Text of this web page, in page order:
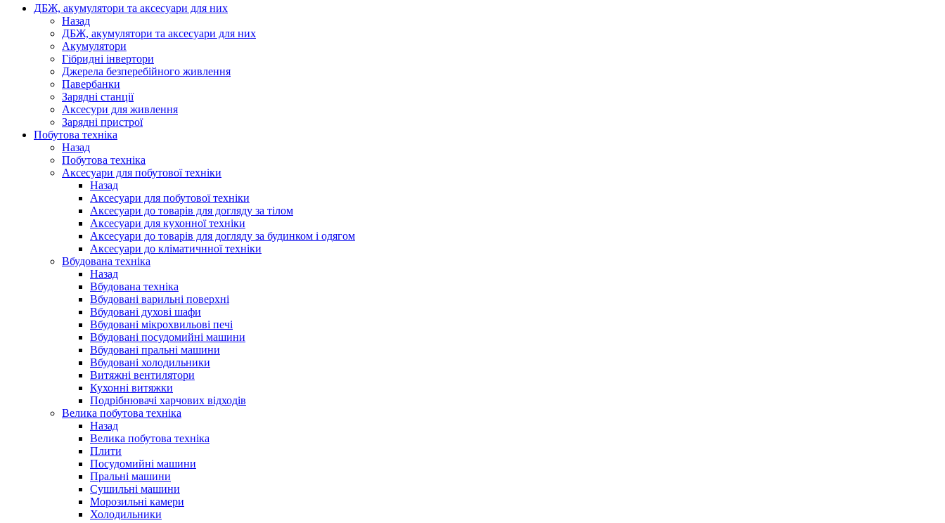
ДБЖ, акумулятори та аксесуари для них
Назад
ДБЖ, акумулятори та аксесуари для них
Акумулятори
Гібридні інвертори
Джерела безперебійного живлення
Павербанки
Зарядні станції
Аксесури для живлення
Зарядні пристрої
Побутова техніка
Назад
Побутова техніка
Аксесуари для побутової техніки
Назад
Аксесуари для побутової техніки
Аксесуари до товарів для догляду за тілом
Аксесуари для кухонної техніки
Аксесуари до товарів для догляду за будинком і одягом
Аксесуари до кліматичнної техніки
Вбудована техніка
Назад
Вбудована техніка
Вбудовані варильні поверхні
Вбудовані духові шафи
Вбудовані мікрохвильові печі
Вбудовані посудомийні машини
Вбудовані пральні машини
Вбудовані холодильники
Витяжні вентилятори
Кухонні витяжки
Подрібнювачі харчових відходів
Велика побутова техніка
Назад
Велика побутова техніка
Плити
Посудомийні машини
Пральні машини
Сушильні машини
Морозильні камери
Холодильники